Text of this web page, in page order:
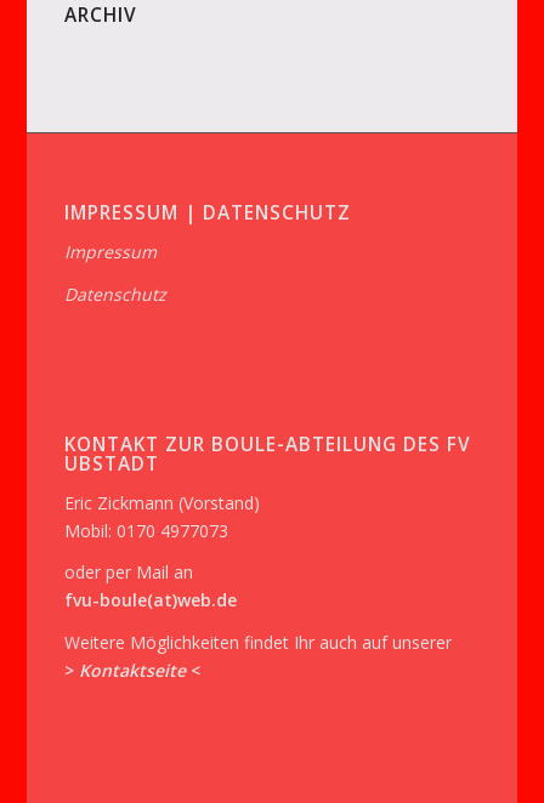
ARCHIV
IMPRESSUM | DATENSCHUTZ
Impressum
Datenschutz
KONTAKT ZUR BOULE-ABTEILUNG DES FV
UBSTADT
Eric Zickmann (Vorstand)
Mobil: 0170 4977073
oder per Mail an
fvu-boule(at)web.de
Weitere Möglichkeiten findet Ihr auch auf unserer
> Kontaktseite <